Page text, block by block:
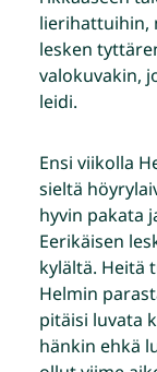
lierihattuihin,
lesken
valokuvakin,
leidi.
Ensi viikolla
sieltä
hyvin pakata
Eerikäisen
kylältä. Heitä
Helmin
pitäisi luvata
hänkin ehkä